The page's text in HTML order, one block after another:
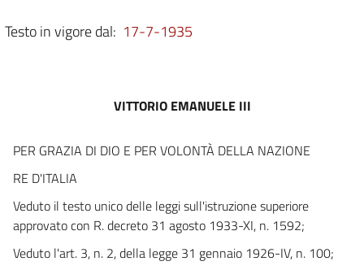
13
17
18
19
20
Testo in vigore dal: 17-7-1935
VITTORIO EMANUELE III
PER GRAZIA DI DIO E PER VOLONTÀ DELLA NAZIONE
RE D'ITALIA
Veduto il testo unico delle leggi sull'istruzione superiore
approvato con R. decreto 31 agosto 1933-XI, n. 1592;
Veduto l'art. 3, n. 2, della legge 31 gennaio 1926-IV, n. 100;